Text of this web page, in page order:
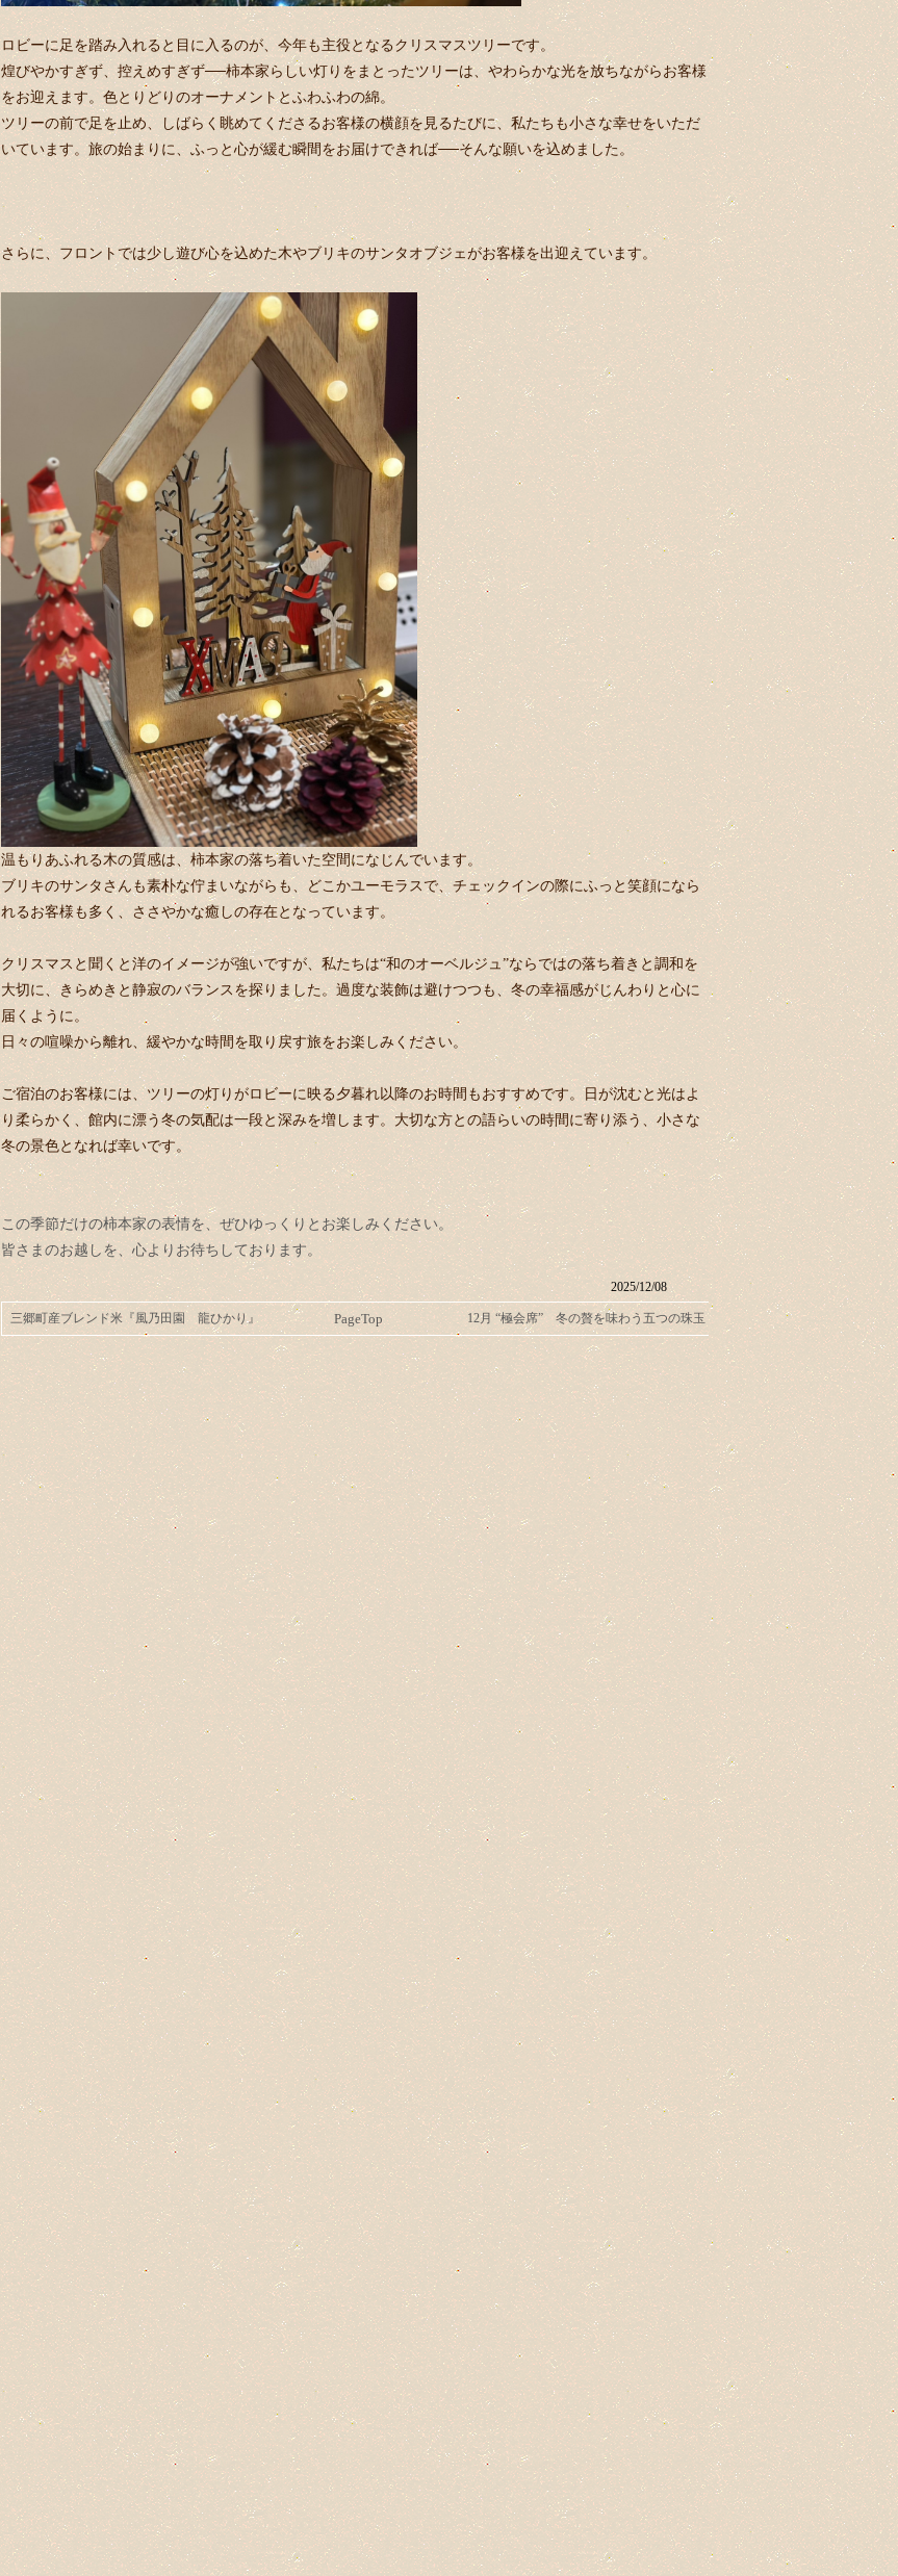
ロビーに足を踏み入れると目に入るのが、今年も主役となるクリスマスツリーです。
煌びやかすぎず、控えめすぎず──柿本家らしい灯りをまとったツリーは、やわらかな光を放ちながらお客様
をお迎えます。色とりどりのオーナメントとふわふわの綿。
ツリーの前で足を止め、しばらく眺めてくださるお客様の横顔を見るたびに、私たちも小さな幸せをいただ
いています。旅の始まりに、ふっと心が緩む瞬間をお届けできれば──そんな願いを込めました。
さらに、フロントでは少し遊び心を込めた木やブリキのサンタオブジェがお客様を出迎えています。
温もりあふれる木の質感は、柿本家の落ち着いた空間になじんでいます。
ブリキのサンタさんも素朴な佇まいながらも、どこかユーモラスで、チェックインの際にふっと笑顔になら
れるお客様も多く、ささやかな癒しの存在となっています。
クリスマスと聞くと洋のイメージが強いですが、私たちは“和のオーベルジュ”ならではの落ち着きと調和を
大切に、きらめきと静寂のバランスを探りました。過度な装飾は避けつつも、冬の幸福感がじんわりと心に
届くように。
日々の喧噪から離れ、緩やかな時間を取り戻す旅をお楽しみください。
ご宿泊のお客様には、ツリーの灯りがロビーに映る夕暮れ以降のお時間もおすすめです。日が沈むと光はよ
り柔らかく、館内に漂う冬の気配は一段と深みを増します。大切な方との語らいの時間に寄り添う、小さな
冬の景色となれば幸いです。
この季節だけの柿本家の表情を、ぜひゆっくりとお楽しみください。
皆さまのお越しを、心よりお待ちしております。
2025/12/08
三郷町産ブレンド米『風乃田園 龍ひかり』 PageTop 12月 “極会席” 冬の贅を味わう五つの珠玉